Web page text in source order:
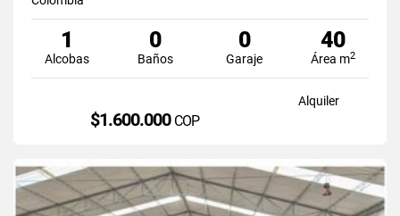
1
Alcobas
0
Baños
0
Garaje
40
Área m2
Alquiler
$1.600.000 COP